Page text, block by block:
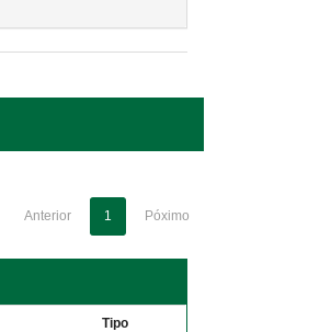
Anterior 1 Póximo
Tipo